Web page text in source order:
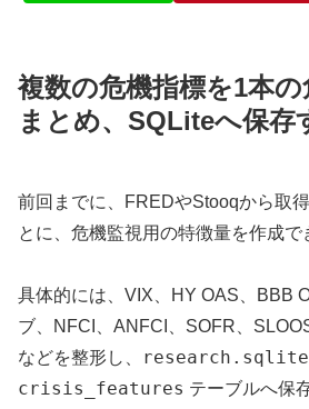
複数の危機指標を1本
まとめ、SQLiteへ保存
前回までに、FREDやStooqから取
とに、危機監視用の特徴量を作成で
具体的には、VIX、HY OAS、BBB
ブ、NFCI、ANFCI、SOFR、
などを整形し、
research.sqlite
crisis_features テーブルへ保